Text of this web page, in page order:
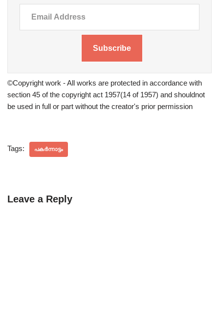
Subscribe
©Copyright work - All works are protected in accordance with
section 45 of the copyright act 1957(14 of 1957) and shouldnot
be used in full or part without the creator's prior permission
Tags: പകർന്നാട്ടം
Leave a Reply